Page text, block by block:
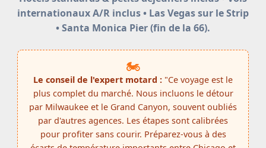
internationaux A/R inclus • Las Vegas sur le Strip
• Santa Monica Pier (fin de la 66).
🏍️
Le conseil de l'expert motard : "Ce voyage est le
plus complet du marché. Nous incluons le détour
par Milwaukee et le Grand Canyon, souvent oubliés
par d'autres agences. Les étapes sont calibrées
pour profiter sans courir. Préparez-vous à des